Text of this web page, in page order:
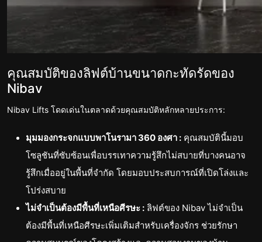
คุณสมบัติของลิฟต์บ้านขนาดกะทัดรัดของ
Nibav
Nibav Lifts โดดเด่นในตลาดด้วยคุณสมบัติหลักหลายประการ:
มุมมองกระจกแบบพาโนรามา 360 องศา : คุณสมบัตินี้มอบ
โซลูชันที่ซับซ้อนเพื่อบรรเทาความรู้สึกไม่สบายที่บางคนอาจ
รู้สึกเมื่ออยู่ในพื้นที่จำกัด โดยมอบประสบการณ์ที่เปิดโล่งและ
โปร่งสบาย
ไม่จำเป็นต้องมีพื้นที่เหนือศีรษะ : ลิฟต์ของ Nibav ไม่จำเป็น
ต้องมีพื้นที่เหนือศีรษะเพิ่มเติมสำหรับเครื่องจักร ช่วยรักษา